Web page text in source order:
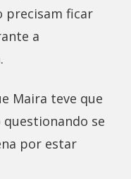
precisam ficar
a
Maira teve que
se
por estar